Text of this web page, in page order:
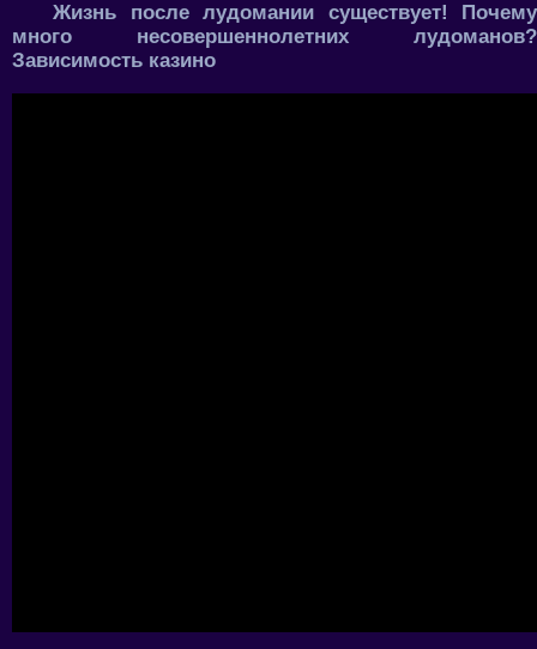
Жизнь после лудомании существует! Почему
много несовершеннолетних лудоманов?
Зависимость казино